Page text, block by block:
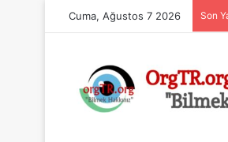
Cuma, Ağustos 7 2026 Son